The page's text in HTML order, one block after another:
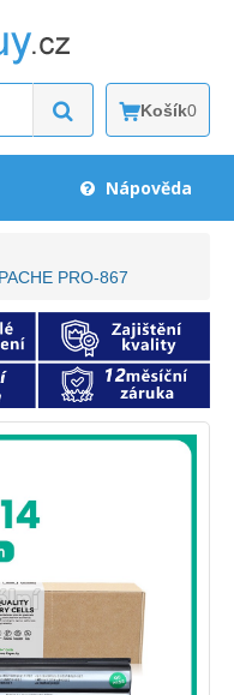
Košík0
Nápověda
PRO-867